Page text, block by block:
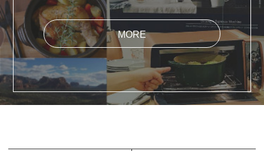
MORE